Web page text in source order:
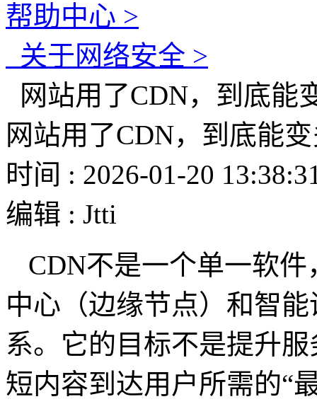
帮助中心 >
关于网络安全 >
网站用了CDN，到底能
网站用了CDN，到底能
时间 : 2026-01-20
编辑 : Jtti
CDN不是一个单一软
中心（边缘节点）和智
系。它的目标不是提升
短内容到达用户所需的“